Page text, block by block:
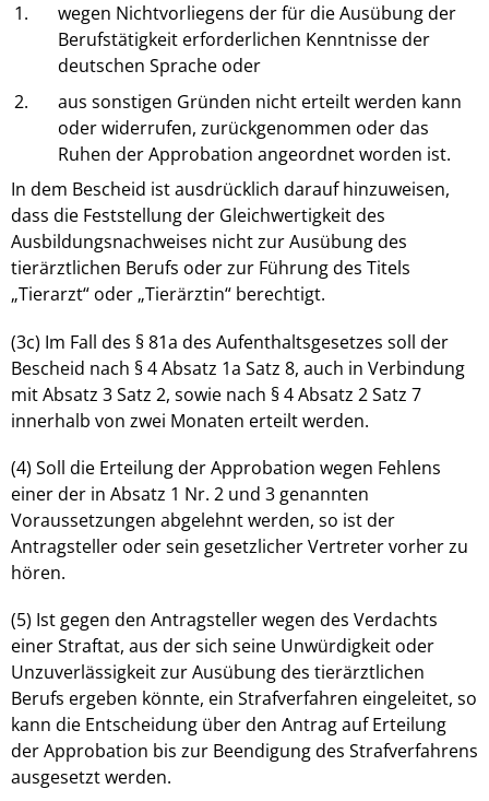
1.
wegen Nichtvorliegens der für die Ausübung der
Berufstätigkeit erforderlichen Kenntnisse der
deutschen Sprache oder
2.
aus sonstigen Gründen nicht erteilt werden kann
oder widerrufen, zurückgenommen oder das
Ruhen der Approbation angeordnet worden ist.
In dem Bescheid ist ausdrücklich darauf hinzuweisen,
dass die Feststellung der Gleichwertigkeit des
Ausbildungsnachweises nicht zur Ausübung des
tierärztlichen Berufs oder zur Führung des Titels
„Tierarzt“ oder „Tierärztin“ berechtigt.
(3c) Im Fall des § 81a des Aufenthaltsgesetzes soll der
Bescheid nach § 4 Absatz 1a Satz 8, auch in Verbindung
mit Absatz 3 Satz 2, sowie nach § 4 Absatz 2 Satz 7
innerhalb von zwei Monaten erteilt werden.
(4) Soll die Erteilung der Approbation wegen Fehlens
einer der in Absatz 1 Nr. 2 und 3 genannten
Voraussetzungen abgelehnt werden, so ist der
Antragsteller oder sein gesetzlicher Vertreter vorher zu
hören.
(5) Ist gegen den Antragsteller wegen des Verdachts
einer Straftat, aus der sich seine Unwürdigkeit oder
Unzuverlässigkeit zur Ausübung des tierärztlichen
Berufs ergeben könnte, ein Strafverfahren eingeleitet, so
kann die Entscheidung über den Antrag auf Erteilung
der Approbation bis zur Beendigung des Strafverfahrens
ausgesetzt werden.